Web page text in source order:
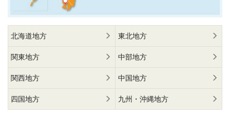
北海道地方 東北地方
関東地方 中部地方
関西地方 中国地方
四国地方 九州・沖縄地方